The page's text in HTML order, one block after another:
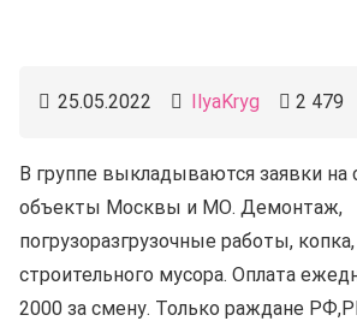
25.05.2022 IlyaKryg 2 479
В группе выкладываются заявки на
объекты Москвы и МО. Демонтаж,
погрузоразгрузочные работы,
строительного мусора. Оплата
2000 за смену. Только раждане